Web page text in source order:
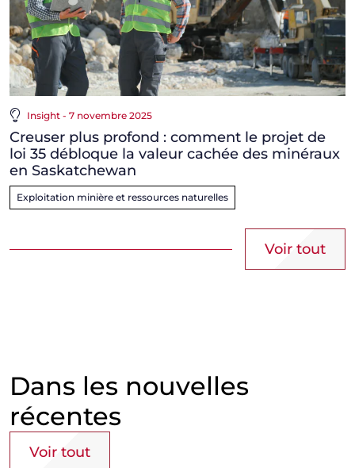
Insight - 7 novembre 2025
Creuser plus profond : comment le projet de
loi 35 débloque la valeur cachée des minéraux
en Saskatchewan
Exploitation minière et ressources naturelles
Voir tout
Dans les nouvelles
récentes
Voir tout